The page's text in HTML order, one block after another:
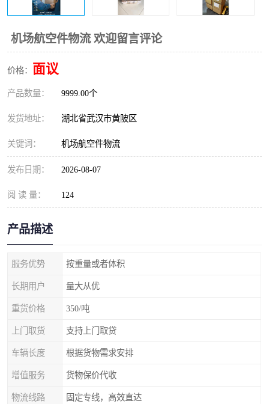
机场航空件物流 欢迎留言评论
价格： 面议
产品数量： 9999.00个
发货地址： 湖北省武汉市黄陂区
关键词： 机场航空件物流
发布日期： 2026-08-07
阅 读 量： 124
产品描述
服务优势 按重量或者体积
长期用户 量大从优
重货价格 350/吨
上门取货 支持上门取贷
车辆长度 根据货物需求安排
增值服务 货物保价代收
物流线路 固定专线，高效直达